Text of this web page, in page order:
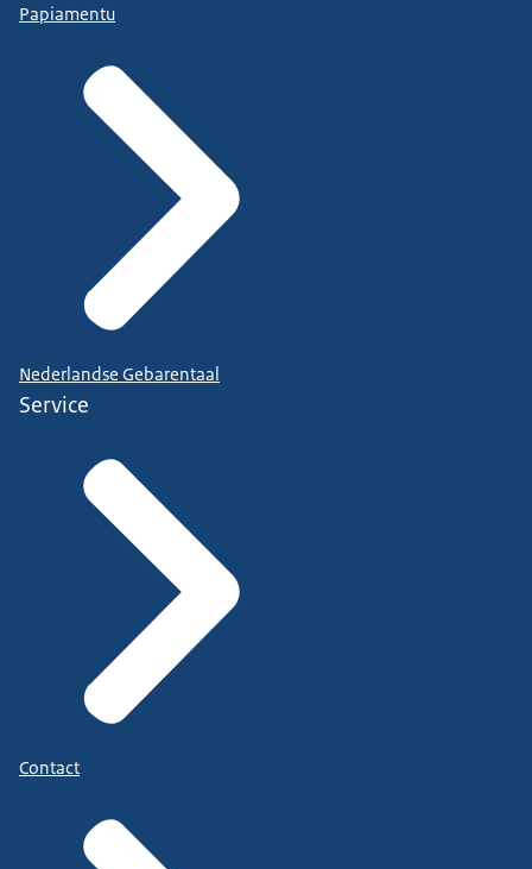
Papiamentu
Nederlandse Gebarentaal
Service
Contact